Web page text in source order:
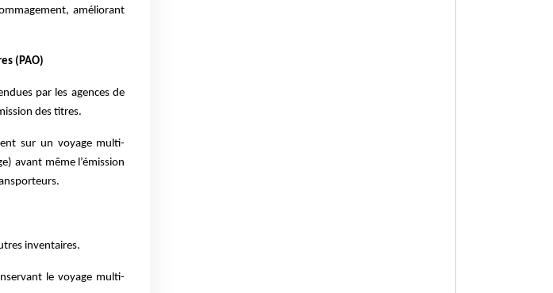
améliorant
(PAO)
par les agences de
des titres.
sur un voyage multi-
avant même l’émission
inventaires.
le voyage multi-